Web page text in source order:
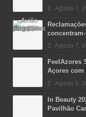
Agosto 7,
Agosto 7,
FeelAzores
Açores com
Agosto 5,
In Beauty
Pavilhão